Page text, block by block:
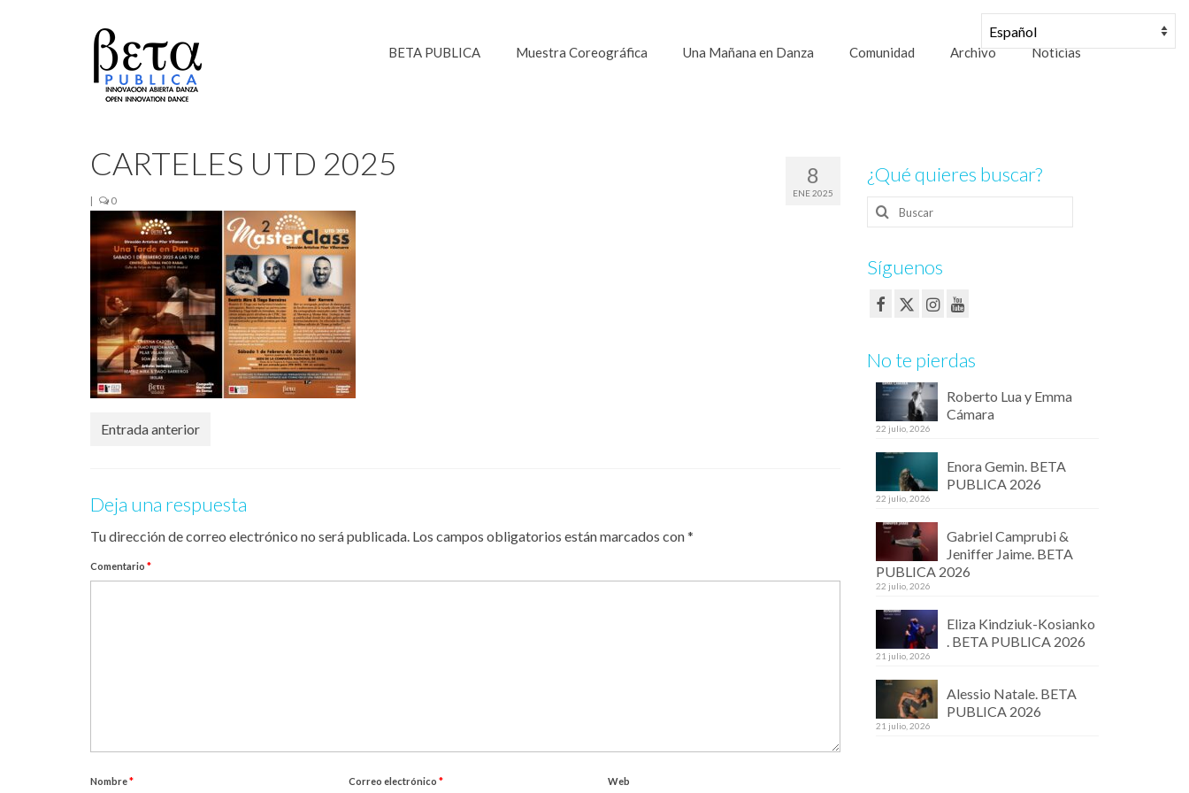
BETA PUBLICA Muestra Coreográfica Una Mañana en Danza Comunidad Archivo Noticias
8
ENE 2025
CARTELES UTD 2025
| 0
Entrada anterior
Deja una respuesta
Tu dirección de correo electrónico no será publicada. Los campos obligatorios están marcados con*
Comentario *
Nombre* Correo electrónico* Web
¿Qué quieres buscar?
Buscar
por:
Síguenos
No te pierdas
Roberto Lua y Emma
Cámara
22 julio, 2026
Enora Gemin. BETA
PUBLICA 2026
22 julio, 2026
Gabriel Camprubi &
Jeniffer Jaime. BETA
PUBLICA 2026
22 julio, 2026
Eliza Kindziuk-Kosianko
. BETA PUBLICA 2026
21 julio, 2026
Alessio Natale. BETA
PUBLICA 2026
21 julio, 2026